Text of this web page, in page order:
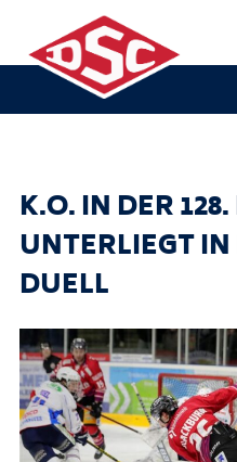
K.O. IN DER
UNTERLIEGT
DUELL